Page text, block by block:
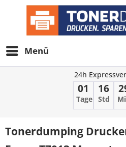
Menü
24h
01
Tage
16
Std
Tonerdumping